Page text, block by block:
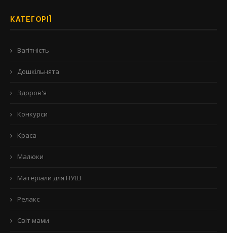
КАТЕГОРІЇ
Вагітність
Дошкільнята
Здоров'я
Конкурси
Краса
Малюки
Матеріали для НУШ
Релакс
Світ мами